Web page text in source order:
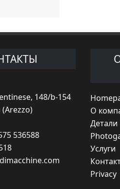
148/b-154
(Arezzo)
536588
O
Детали
Услуги
Privacy